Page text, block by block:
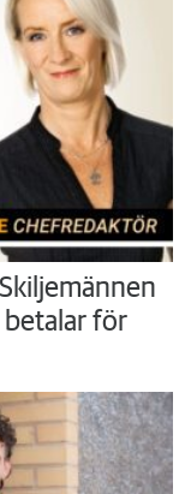
betalar för